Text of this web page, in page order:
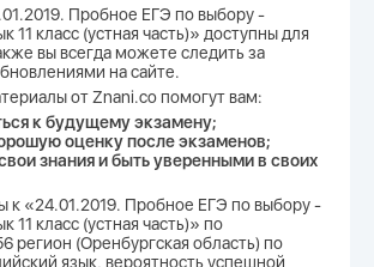
Пробное ЕГЭ по выбору -
11 класс (устная часть)» доступны для
вы всегда можете следить за
на сайте.
от Znani.co помогут вам:
к будущему экзамену;
оценку после экзаменов;
знания и быть уверенными в своих
к «24.01.2019. Пробное ЕГЭ по выбору -
11 класс (устная часть)» по
регион (Оренбургская область) по
язык, вероятность успешной